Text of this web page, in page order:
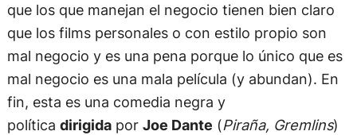
que los que manejan el negocio tienen bien claro
que los films personales o con estilo propio son
mal negocio y es una pena porque lo único que es
mal negocio es una mala película (y abundan). En
fin, esta es una comedia negra y
política dirigidapor Joe Dante (Piraña, Gremlins)